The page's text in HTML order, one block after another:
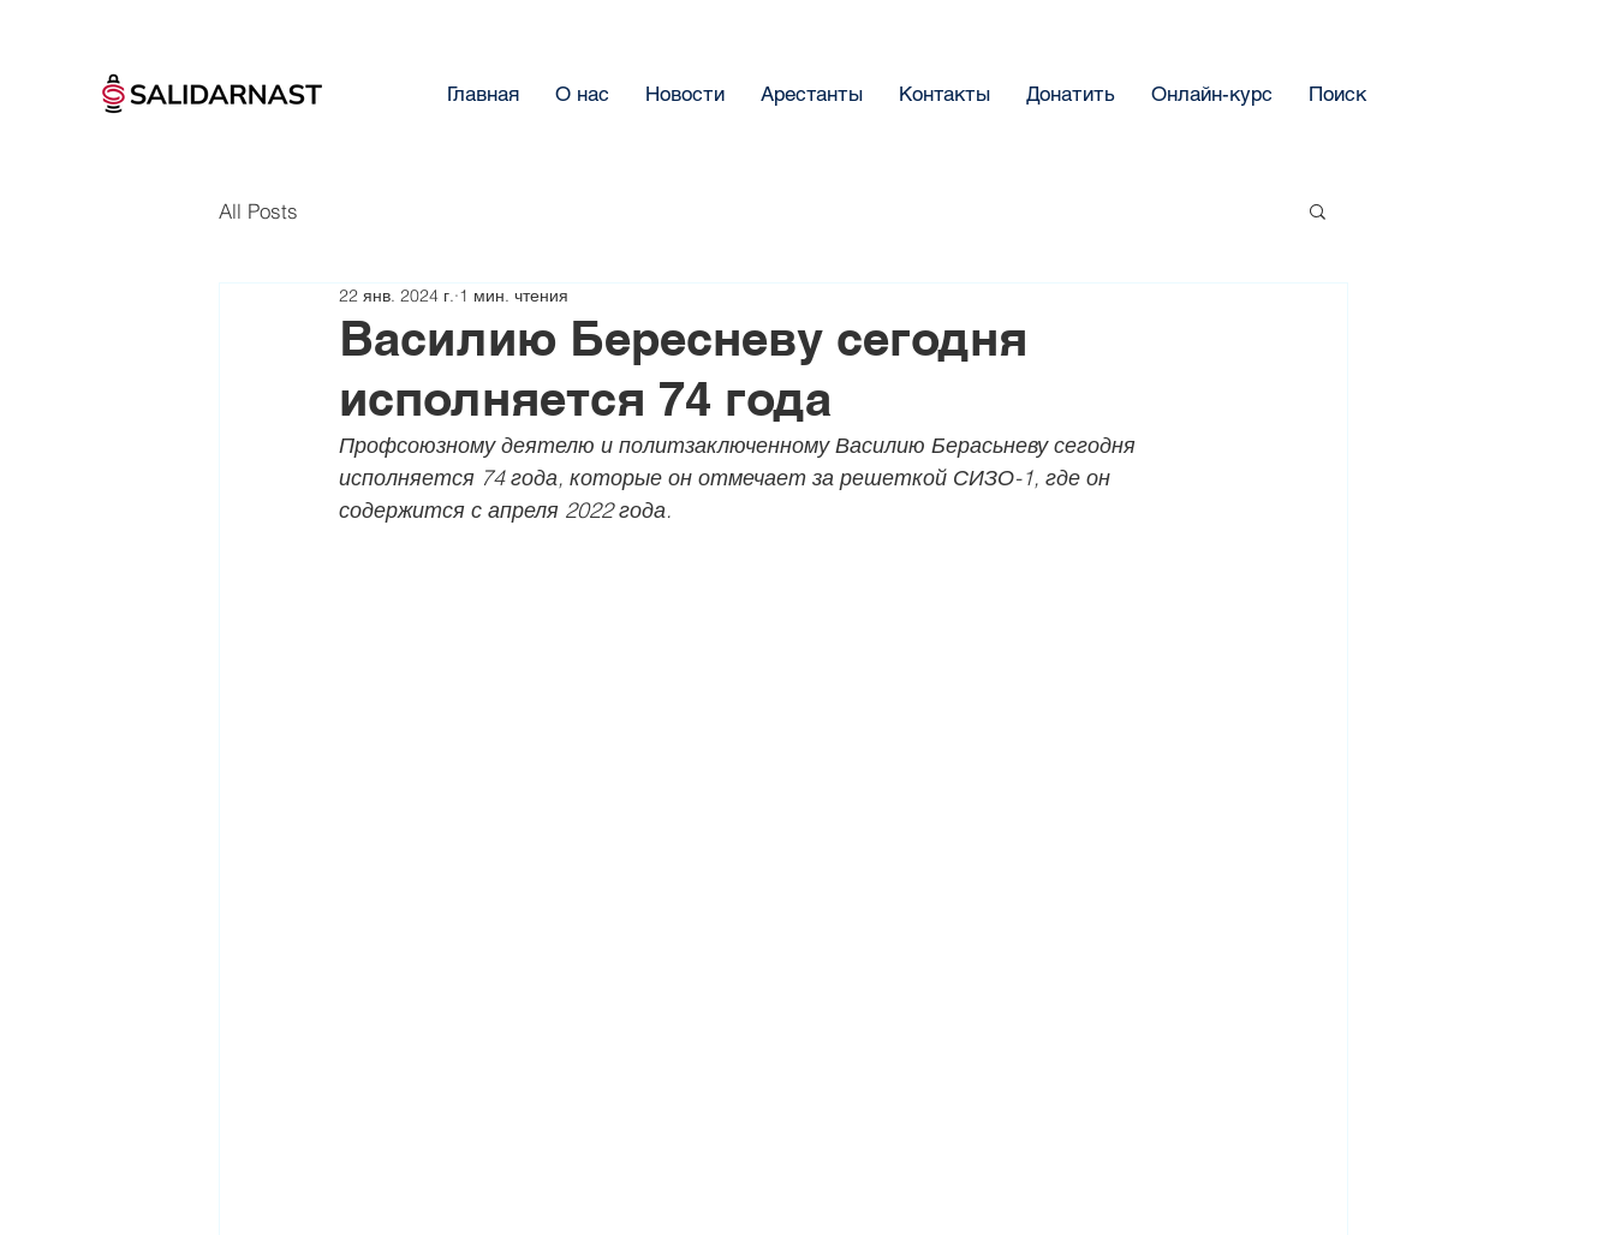
Главная О нас Новости Арестанты Контакты Донатить Онлайн-курс Поиск
All Posts
Василию Бересневу сегодня
исполняется 74 года
22 янв. 2024 г. 1 мин. чтения
Профсоюзному деятелю и политзаключенному Василию Берасьневу сегодня
исполняется 74 года, которые он отмечает за решеткой СИЗО-1, где он
содержится с апреля 2022 года.